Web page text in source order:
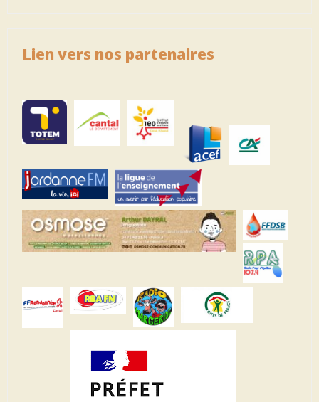
Lien vers nos partenaires